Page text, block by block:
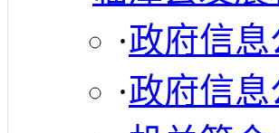
·政府信
·政府信